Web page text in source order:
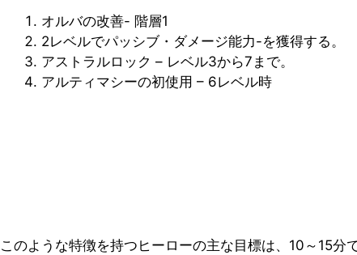
オルバの改善- 階層1
2レベルでパッシブ・ダメージ能力-を獲得する。
アストラルロック – レベル3から7まで。
アルティマシーの初使用 – 6レベル時
このような特徴を持つヒーローの主な目標は、10～15